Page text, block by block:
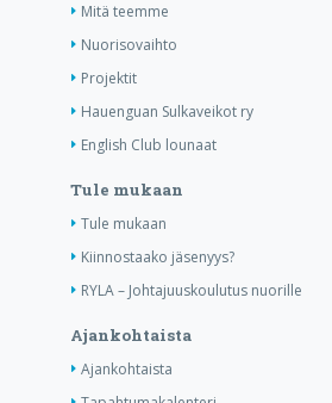
Mitä teemme
Nuorisovaihto
Projektit
Hauenguan Sulkaveikot ry
English Club lounaat
Tule mukaan
Tule mukaan
Kiinnostaako jäsenyys?
RYLA – Johtajuuskoulutus nuorille
Ajankohtaista
Ajankohtaista